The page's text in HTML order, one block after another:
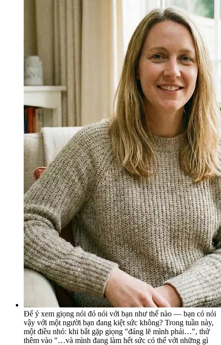
Để ý xem giọng nói đó nói với bạn như thế nào — bạn có nói
vậy với một người bạn đang kiệt sức không? Trong tuần này,
một điều nhỏ: khi bắt gặp giọng "đáng lẽ mình phải…", thử
thêm vào "…và mình đang làm hết sức có thể với những gì